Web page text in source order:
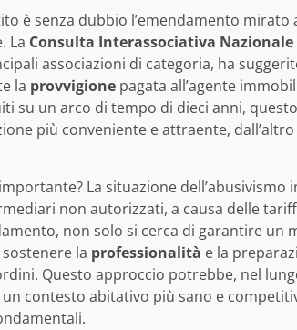
è senza dubbio l’emendamento mirato
La Consulta Interassociativa
associazioni di categoria, ha
la provvigione pagata all’agente
su un arco di tempo di dieci anni,
più conveniente e attraente,
La situazione dell’abusivismo
non autorizzati, a causa delle
non solo si cerca di garantire un
la professionalità e la
Questo approccio potrebbe, nel
contesto abitativo più sano e